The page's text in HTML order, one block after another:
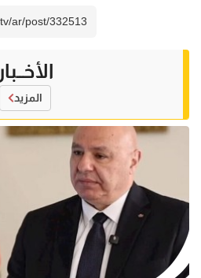
الأخــبار
المزيد